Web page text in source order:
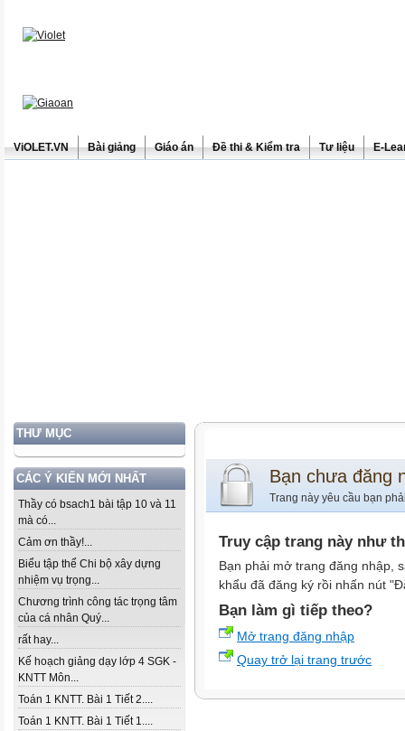
ViOLET.VN Bài giảng Giáo án Đề thi & Kiểm tra Tư liệu E-
THƯ MỤC
CÁC Ý KIẾN MỚI NHẤT
Thầy có bsach1 bài tập 10 và 11
mà có...
Cảm ơn thầy!...
Biểu tập thể Chi bộ xây dựng
nhiệm vụ trọng...
Chương trình công tác trọng tâm
của cá nhân Quý...
rất hay...
Kế hoạch giảng dạy lớp 4 SGK -
KNTT Môn...
Toán 1 KNTT. Bài 1 Tiết 2....
Toán 1 KNTT. Bài 1 Tiết 1....
Bạn chưa đăng
Trang này yêu cầu bạn
Truy cập trang này như
Bạn phải mở trang đăng nhập,
khẩu đã đăng ký rồi nhấn nút
Bạn làm gì tiếp theo?
Mở trang đăng nhập
Quay trở lại trang trước